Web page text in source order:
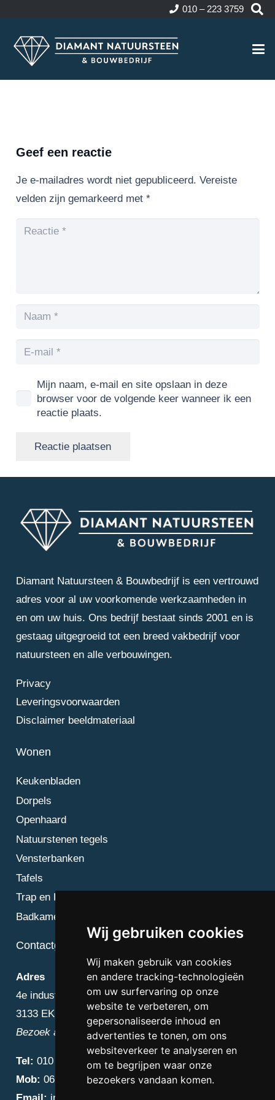
Wij gebruiken cookies
Wij maken gebruik van cookies
en andere tracking-technologieën
om uw surfervaring op onze
website te verbeteren, om
gepersonaliseerde inhoud en
advertenties te tonen, om ons
websiteverkeer te analyseren en
om te begrijpen waar onze
bezoekers vandaan komen.
010 – 223 3759
Geef een reactie
Je e-mailadres wordt niet gepubliceerd. Vereiste
velden zijn gemarkeerd met *
Mijn naam, e-mail en site opslaan in deze
browser voor de volgende keer wanneer ik een
reactie plaats.
Reactie plaatsen
Diamant Natuursteen & Bouwbedrijf is een vertrouwd
adres voor al uw voorkomende werkzaamheden in
en om uw huis. Ons bedrijf bestaat sinds 2001 en is
gestaag uitgegroeid tot een breed vakbedrijf voor
natuursteen en alle verbouwingen.
Privacy
Leveringsvoorwaarden
Disclaimer beeldmateriaal
Wonen
Keukenbladen
Dorpels
Openhaard
Natuurstenen tegels
Vensterbanken
Tafels
Trap en Bordes
Badkamer
Contactgegevens
Adres
4e industriestraat 25
3133 EK Vlaardingen
Bezoek alleen op afspraak
Tel: 010 – 223 3759
Mob: 06 – 4838 1000
Email: info@diamantnatuursteen.nl